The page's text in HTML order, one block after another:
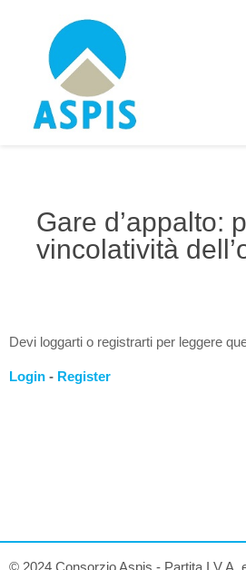
Gare d’appalto:
vincolatività
Devi loggarti o registrarti per leggere
Login - Register
© 2024 Consorzio Aspis - Partita I.V.A.